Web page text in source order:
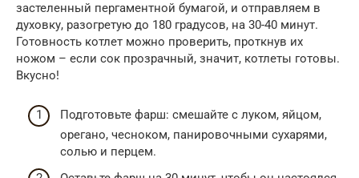
застеленный пергаментной бумагой, и отправляем в
духовку, разогретую до 180 градусов, на 30-40 минут.
Готовность котлет можно проверить, проткнув их
ножом – если сок прозрачный, значит, котлеты готовы.
Вкусно!
Подготовьте фарш: смешайте с луком, яйцом,
орегано, чесноком, панировочными сухарями,
солью и перцем.